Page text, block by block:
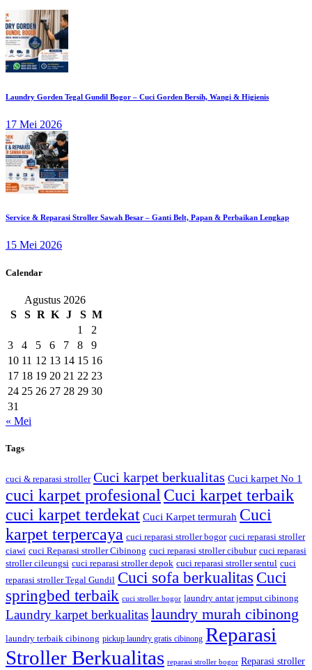
Laundry Gorden Tegal Gundil Bogor – Cuci Gorden Bersih, Wangi & Higienis
17 Mei 2026
Service & Reparasi Stroller Sawah Besar – Ganti Belt, Papan & Perbaikan Lengkap
15 Mei 2026
Calendar
Agustus 2026
S
S R K J S M
1
2
3
4 5 6 7 8
9
10 11 12 13 14 15 16
17 18 19 20 21 22 23
24 25 26 27 28 29 30
31
« Mei
Tags
cuci & reparasi stroller Cuci karpet berkualitas Cuci karpet No 1
cuci karpet profesional Cuci karpet terbaik
cuci karpet terdekat Cuci Karpet termurah Cuci
karpet terpercaya cuci reparasi stroller bogor cuci reparasi stroller
ciawi cuci Reparasi stroller Cibinong cuci reparasi stroller cibubur cuci reparasi
stroller cileungsi cuci reparasi stroller depok cuci reparasi stroller sentul cuci
reparasi stroller Tegal Gundil Cuci sofa berkualitas Cuci
springbed terbaik cuci stroller bogor laundry antar jemput cibinong
Laundry karpet berkualitaslaundry murah cibinong
laundry terbaik cibinong pickup laundry gratis cibinong Reparasi
Stroller Berkualitas reparasi stroller bogor Reparasi stroller